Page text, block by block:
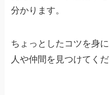
分かります。
ちょっとしたコツを身
人や仲間を見つけてくだ